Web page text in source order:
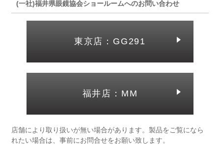
(一社)福井県眼鏡協会ショールームへのお問い合わせ
東京店：GG291
福井店：MM
店舗により取り扱いが無い場合があります。製品をご覧になら
れたい場合は、事前にお問合せをお願い致します。